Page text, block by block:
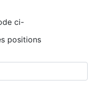
ci-
positions